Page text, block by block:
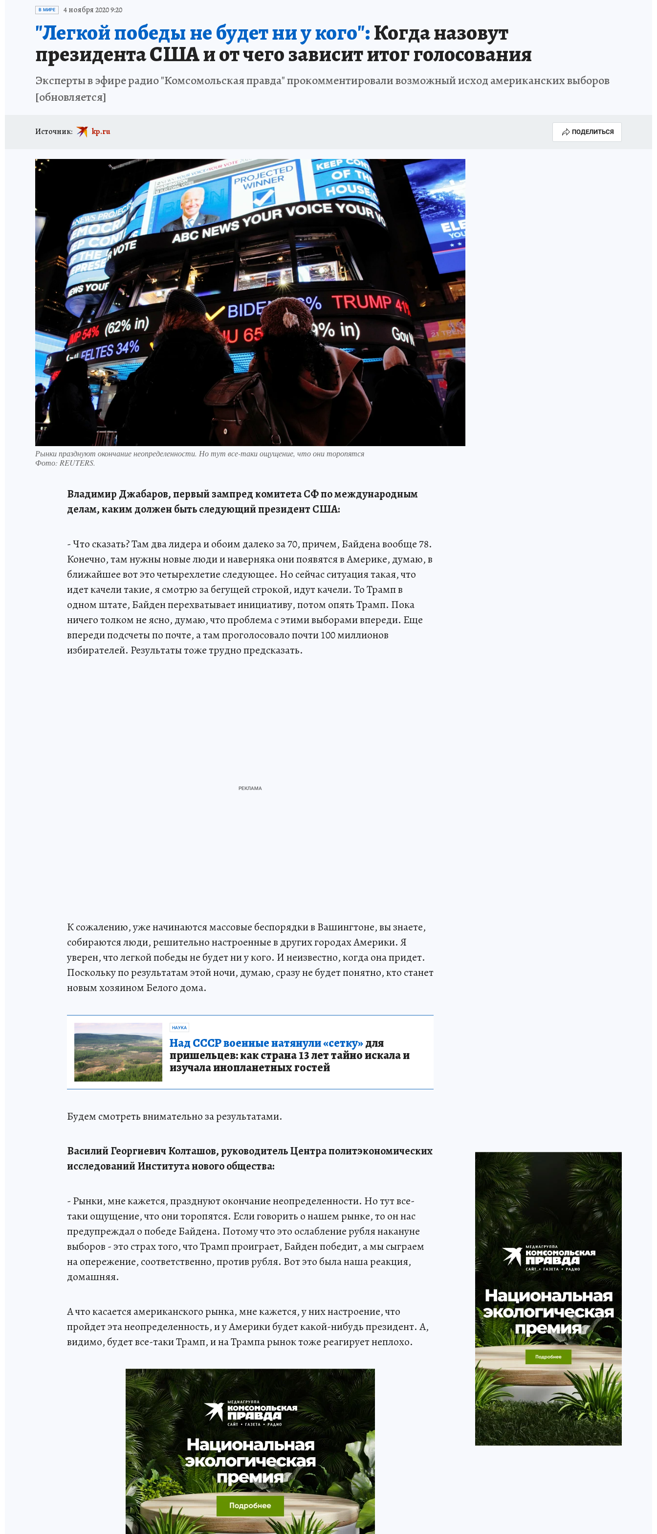
ИСПЫТАНО НА СЕБЕ
В МИРЕ 4 ноября 2020 9:20
"Легкой победы не будет ни у кого":Когда назовут
президента США и от чего зависит итог голосования
Эксперты в эфире радио "Комсомольская правда" прокомментировали возможный исход американских выборов
[обновляется]
Источник: kp.ru ПОДЕЛИТЬСЯ
Рынки празднуют окончание неопределенности. Но тут все-таки ощущение, что они торопятся
Фото: REUTERS.
Владимир Джабаров, первый зампред комитета СФ по международным
делам, каким должен быть следующий президент США:
- Что сказать? Там два лидера и обоим далеко за 70, причем, Байдена вообще 78.
Конечно, там нужны новые люди и наверняка они появятся в Америке, думаю, в
ближайшее вот это четырехлетие следующее. Но сейчас ситуация такая, что
идет качели такие, я смотрю за бегущей строкой, идут качели. То Трамп в
одном штате, Байден перехватывает инициативу, потом опять Трамп. Пока
ничего толком не ясно, думаю, что проблема с этими выборами впереди. Еще
впереди подсчеты по почте, а там проголосовало почти 100 миллионов
избирателей. Результаты тоже трудно предсказать.
К сожалению, уже начинаются массовые беспорядки в Вашингтоне, вы знаете,
собираются люди, решительно настроенные в других городах Америки. Я
уверен, что легкой победы не будет ни у кого. И неизвестно, когда она придет.
Поскольку по результатам этой ночи, думаю, сразу не будет понятно, кто станет
новым хозяином Белого дома.
НАУКА
Над СССР военные натянули «сетку»для
пришельцев: как страна 13 лет тайно искала и
изучала инопланетных гостей
Будем смотреть внимательно за результатами.
Василий Георгиевич Колташов, руководитель Центра политэкономических
исследований Института нового общества:
- Рынки, мне кажется, празднуют окончание неопределенности. Но тут все-
таки ощущение, что они торопятся. Если говорить о нашем рынке, то он нас
предупреждал о победе Байдена. Потому что это ослабление рубля накануне
выборов - это страх того, что Трамп проиграет, Байден победит, а мы сыграем
на опережение, соответственно, против рубля. Вот это была наша реакция,
домашняя.
А что касается американского рынка, мне кажется, у них настроение, что
пройдет эта неопределенность, и у Америки будет какой-нибудь президент. А,
видимо, будет все-таки Трамп, и на Трампа рынок тоже реагирует неплохо.